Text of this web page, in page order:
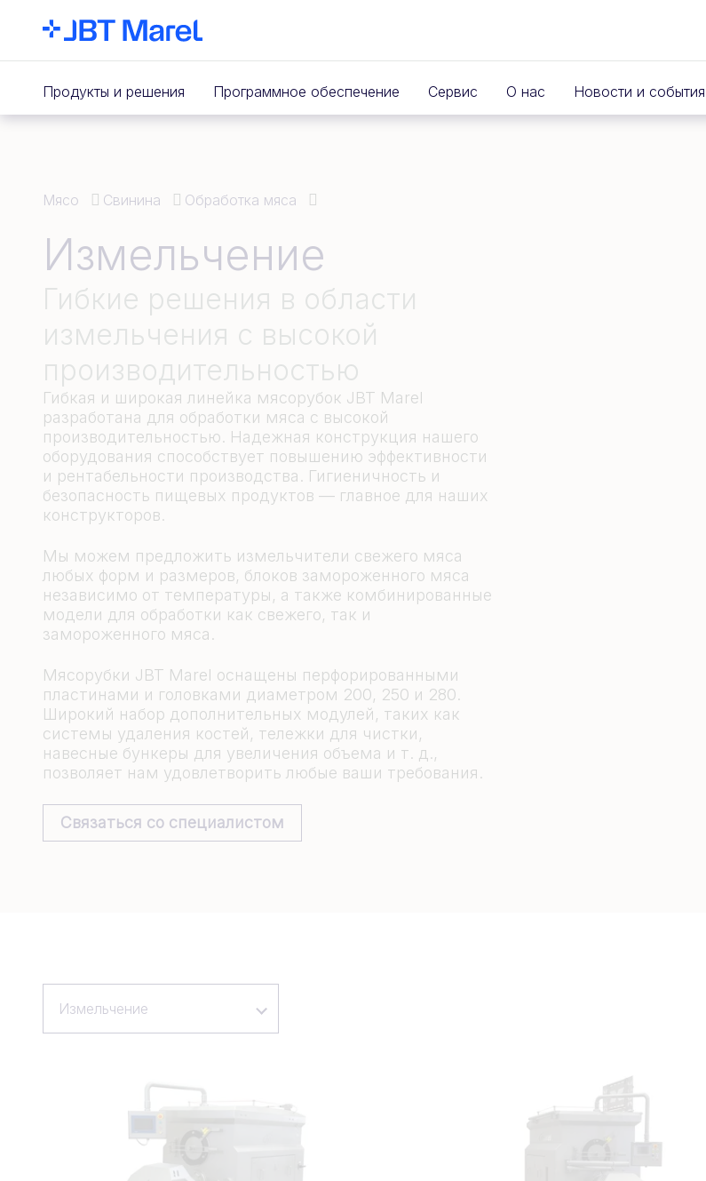
Продукты и решения Программное обеспечение Сервис О нас Новости и события
Мясо Свинина Обработка мяса
Измельчение
Гибкие решения в области
измельчения с высокой
производительностью
Гибкая и широкая линейка мясорубок JBT Marel
разработана для обработки мяса с высокой
производительностью. Надежная конструкция нашего
оборудования способствует повышению эффективности
и рентабельности производства. Гигиеничность и
безопасность пищевых продуктов — главное для наших
конструкторов.
Мы можем предложить измельчители свежего мяса
любых форм и размеров, блоков замороженного мяса
независимо от температуры, а также комбинированные
модели для обработки как свежего, так и
замороженного мяса.
Мясорубки JBT Marel оснащены перфорированными
пластинами и головками диаметром 200, 250 и 280.
Широкий набор дополнительных модулей, таких как
системы удаления костей, тележки для чистки,
навесные бункеры для увеличения объема и т. д.,
позволяет нам удовлетворить любые ваши требования.
Связаться со специалистом
Измельчение